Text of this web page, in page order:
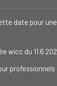
date pour
wicc du